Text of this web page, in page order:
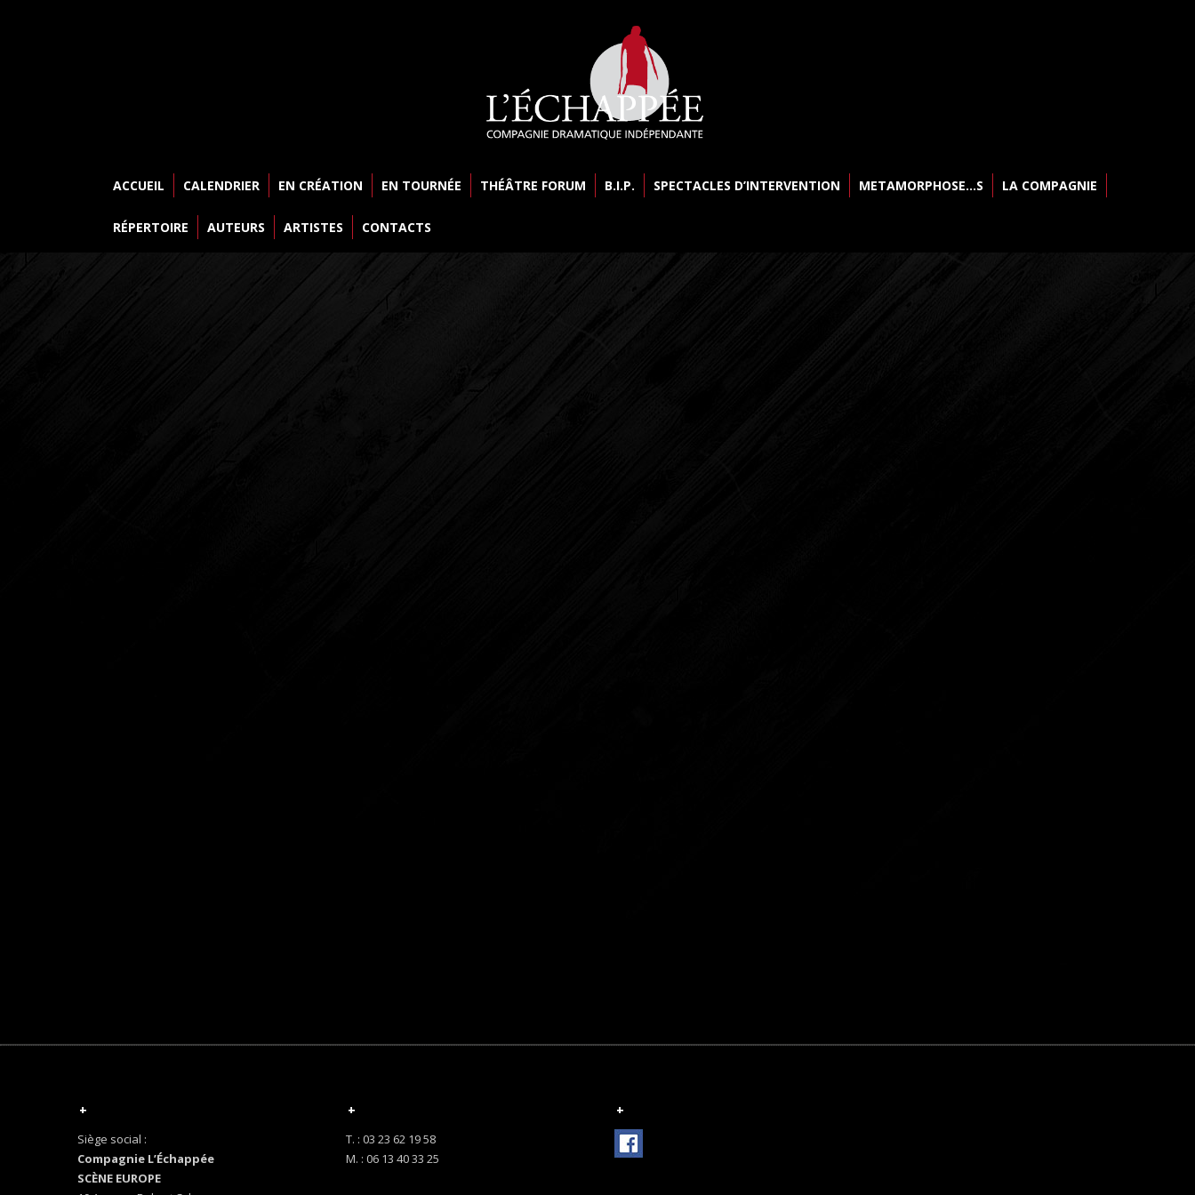
ACCUEIL CALENDRIER EN CRÉATION EN TOURNÉE THÉÂTRE FORUM B.I.P. SPECTACLES D’INTERVENTION METAMORPHOSE…S LA COMPAGNIE
RÉPERTOIRE AUTEURS ARTISTES CONTACTS
+
Siège social :
Compagnie L’Échappée
SCÈNE EUROPE
+
T. : 03 23 62 19 58
M. : 06 13 40 33 25
+